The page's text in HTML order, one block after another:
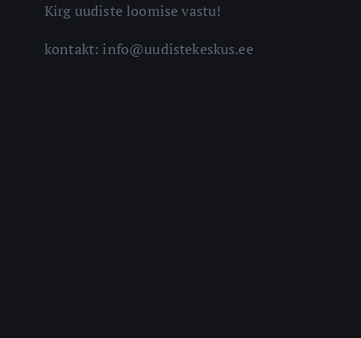
Kirg uudiste loomise vastu!
kontakt: info@uudistekeskus.ee